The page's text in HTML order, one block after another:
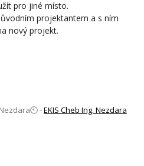
pro jiné místo.
projektantem a s ním
nový projekt.
-EKIS Cheb Ing. Nezdara